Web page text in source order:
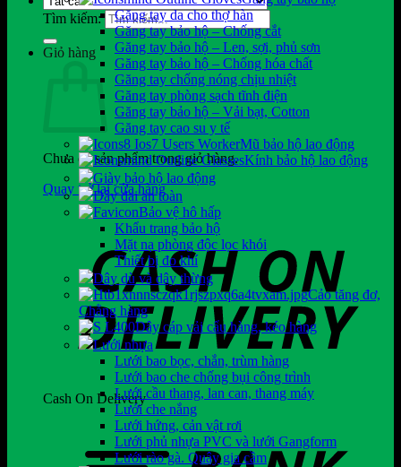
Tìm kiếm:
Giỏ hàng
Chưa có sản phẩm trong giỏ hàng.
Quay trở lại cửa hàng
Cash On Delivery
Găng tay da cho thợ hàn
Găng tay bảo hộ – Chống cắt
Găng tay bảo hộ – Len, sợi, phủ sơn
Găng tay bảo hộ – Chống hóa chất
Găng tay chống nóng chịu nhiệt
Găng tay phòng sạch tĩnh điện
Găng tay bảo hộ – Vải bạt, Cotton
Găng tay cao su y tế
Mũ bảo hộ lao động
Kính bảo hộ lao động
Giày bảo hộ lao động
Dây đai an toàn
Bảo vệ hô hấp
Khẩu trang bảo hộ
Mặt nạ phòng độc lọc khói
Thiết bị đo khí
Dây dù và dây thừng
Cảo tăng đơ,
Chằng hàng
Dây cáp vải cẩu hàng, kéo hàng
Lưới nhựa
Lưới bao bọc, chắn, trùm hàng
Lưới bao che chống bụi công trình
Lưới cầu thang, lan can, thang máy
Lưới che nắng
Lưới hứng, cản vật rơi
Lưới phủ nhựa PVC và lưới Gangform
Lưới rào gà. Quây gia cầm